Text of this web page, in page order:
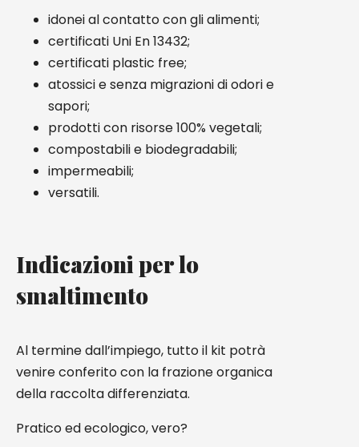
idonei al contatto con gli alimenti;
certificati Uni En 13432;
certificati plastic free;
atossici e senza migrazioni di odori e
sapori;
prodotti con risorse 100% vegetali;
compostabili e biodegradabili;
impermeabili;
versatili.
Indicazioni per lo
smaltimento
Al termine dall’impiego, tutto il kit potrà
venire conferito con la frazione organica
della raccolta differenziata.
Pratico ed ecologico, vero?